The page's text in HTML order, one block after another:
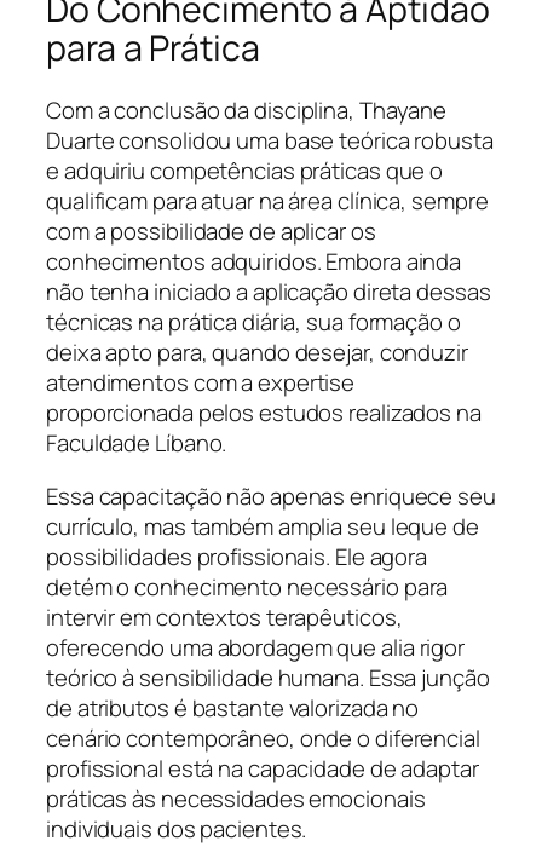
para a Prática
Com a conclusão da disciplina, Thayane
Duarte consolidou uma base teórica robusta
e adquiriu competências práticas que o
qualificam para atuar na área clínica, sempre
com a possibilidade de aplicar os
conhecimentos adquiridos. Embora ainda
não tenha iniciado a aplicação direta dessas
técnicas na prática diária, sua formação o
deixa apto para, quando desejar, conduzir
atendimentos com a expertise
proporcionada pelos estudos realizados na
Faculdade Líbano.
Essa capacitação não apenas enriquece seu
currículo, mas também amplia seu leque de
possibilidades profissionais. Ele agora
detém o conhecimento necessário para
intervir em contextos terapêuticos,
oferecendo uma abordagem que alia rigor
teórico à sensibilidade humana. Essa junção
de atributos é bastante valorizada no
cenário contemporâneo, onde o diferencial
profissional está na capacidade de adaptar
práticas às necessidades emocionais
individuais dos pacientes.